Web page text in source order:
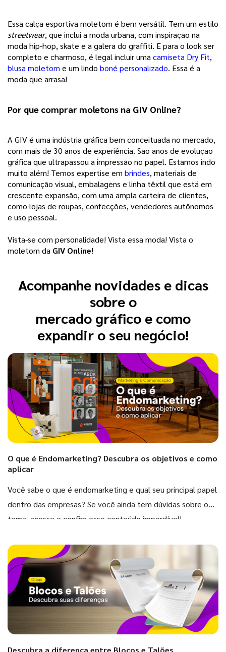
streetwear, que inclui a moda urbana, com inspiração na
moda hip-hop, skate e a galera do graffiti. E para o look ser
completo e charmoso, é legal incluir uma camiseta Dry Fit
blusa moletom e um lindo boné personalizado. Essa é a
moda que arrasa!
Por que comprar moletons na GIV Online?
A GIV é uma indústria gráfica bem conceituada no mercado,
com mais de 30 anos de experiência. São anos de evolução
gráfica que ultrapassou a impressão no papel. Estamos indo
muito além! Temos expertise em brindes, materiais de
comunicação visual, embalagens e linha têxtil que está em
crescente expansão, com uma ampla carteira de clientes,
como lojas de roupas, confecções, vendedores autônomos
e uso pessoal.
Vista-se com personalidade! Vista essa moda! Vista o
moletom da GIV Online!
Acompanhe novidades e dicas
sobre o
mercado gráfico e como
expandir o seu negócio!
O que é Endomarketing? Descubra os objetivos e como
aplicar
Você sabe o que é endomarketing e qual seu principal papel
dentro das empresas? Se você ainda tem dúvidas sobre o
tema, acesse e confira esse conteúdo imperdível!
Descubra a diferença entre Blocos e Talões